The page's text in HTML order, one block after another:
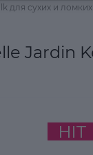
для сухих и
Jardin